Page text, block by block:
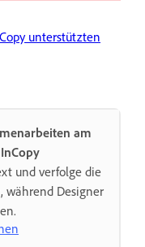
unterstützten
am
und verfolge die
während Designer